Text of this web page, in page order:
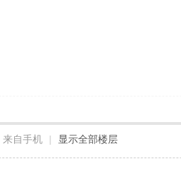
来自手机 | 显示全部楼层